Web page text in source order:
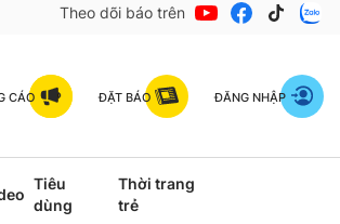
Theo dõi báo trên
CÁO ĐẶT BÁO ĐĂNG NHẬP
Tiêu
dùng
Thời trang
trẻ